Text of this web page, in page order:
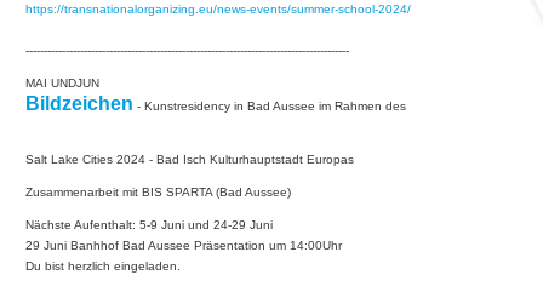
https://transnationalorganizing.eu/news-events/summer-school-2024/
-----------------------------------------------------------------------------------------
MAI UNDJUN
Bildzeichen - Kunstresidency in Bad Aussee im Rahmen des
Salt Lake Cities 2024 - Bad Isch Kulturhauptstadt Europas
Zusammenarbeit mit BIS SPARTA (Bad Aussee)
Nächste Aufenthalt: 5-9 Juni und 24-29 Juni
29 Juni Banhhof Bad Aussee Präsentation um 14:00Uhr
Du bist herzlich eingeladen.